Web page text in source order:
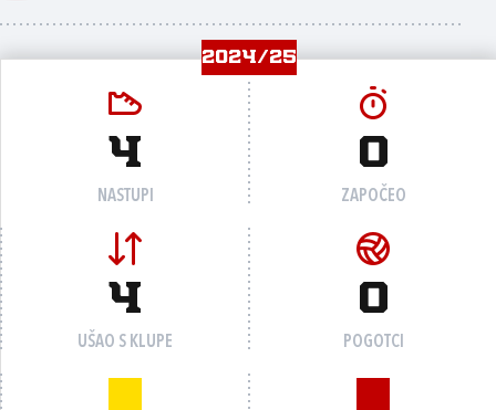
2024/25
4
NASTUPI
0
ZAPOČEO
4
UŠAO S KLUPE
0
POGOTCI